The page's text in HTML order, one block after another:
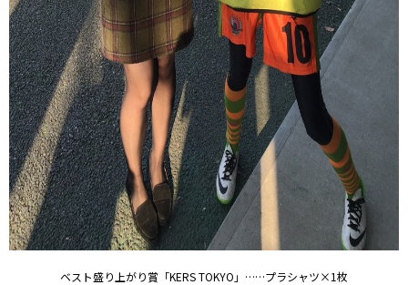
ベスト盛り上がり賞「KERS TOKYO」……プラシャツ×1枚